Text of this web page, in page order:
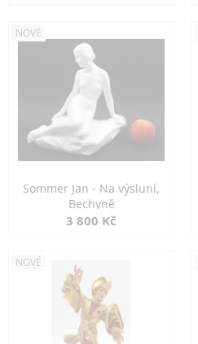
NOVÉ
Sommer Jan - Na výsluní,
Bechyně
3 800 Kč
NOVÉ